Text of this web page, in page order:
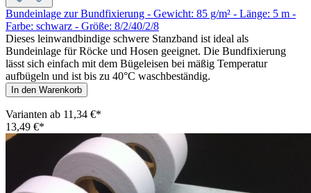
Bundeinlage zur Bundfixierung - Gewicht: 85 g/m² - Länge: 5 m -
Farbe: schwarz - Größe: 8/2/40/2/8
Dieses leinwandbindige schwere Stanzband ist ideal als
Bundeinlage für Röcke und Hosen geeignet. Die Bundfixierung
lässt sich einfach mit dem Bügeleisen bei mäßig Temperatur
aufbügeln und ist bis zu 40°C waschbeständig.
In den Warenkorb
Varianten ab 11,34 €*
13,49 €*